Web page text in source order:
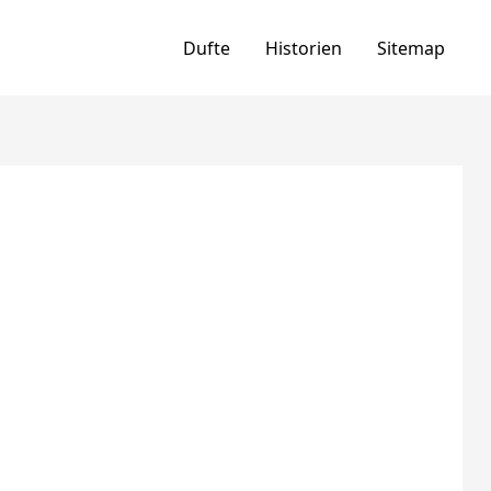
Dufte Historien Sitemap